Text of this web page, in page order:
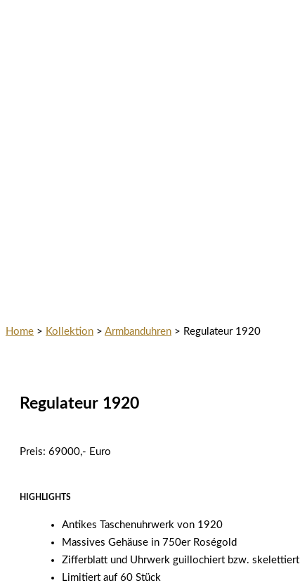
Home > Kollektion > Armbanduhren > Regulateur 1920
Regulateur 1920
Preis: 69000,- Euro
HIGHLIGHTS
Antikes Taschenuhrwerk von 1920
Massives Gehäuse in 750er Roségold
Zifferblatt und Uhrwerk guillochiert bzw. skelettiert
Limitiert auf 60 Stück